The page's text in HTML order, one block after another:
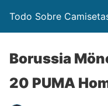
Todo Sobre
Borussia
20 PUMA